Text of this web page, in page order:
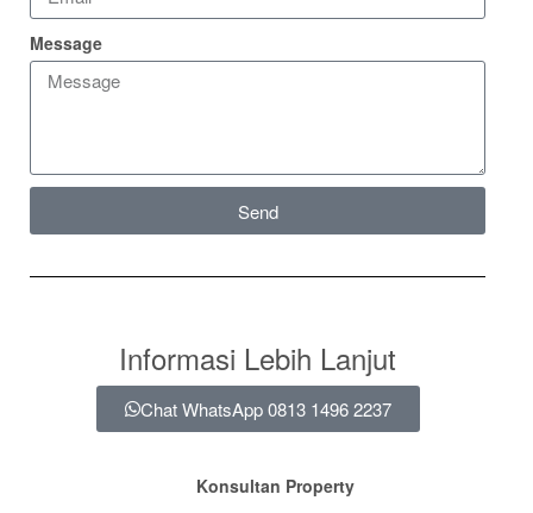
Message
Send
Informasi Lebih Lanjut
Chat WhatsApp 0813 1496 2237
Konsultan Property